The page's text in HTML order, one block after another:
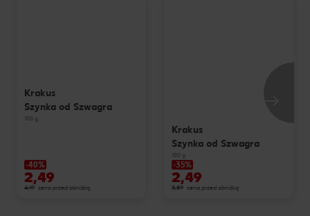
Krakus
Szynka od Szwagra
100 g
-40%
2,49
4,19 cena przed obniżką
Krakus
Szynka od Szwagra
100 g
-35%
2,49
3,89 cena przed obniżką